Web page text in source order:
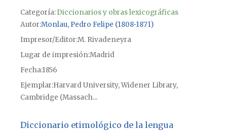
Categoría:Diccionarios y obras lexicográficas
Autor Monlau, Pedro Felipe (1808-1871)
Impresor/Editor M. Rivadeneyra
Lugar de impresiónMadrid
Fecha1856
Ejemplar Harvard University, Widener Library,
Cambridge (Massach...
Diccionario etimológico de la lengua